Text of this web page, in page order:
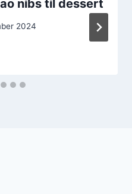
nibs til dessert
2024